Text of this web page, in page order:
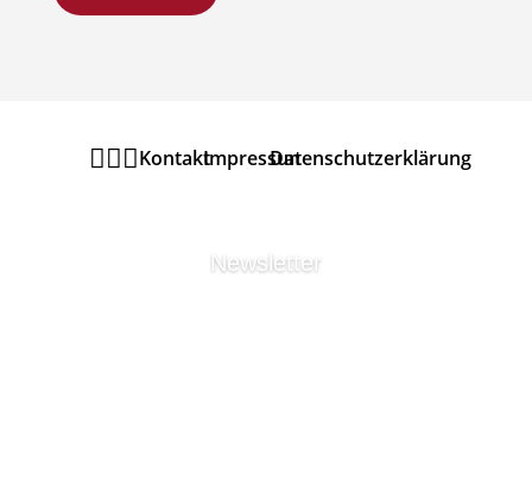
KontaktImpressumDatenschutzerklärung
Newsletter